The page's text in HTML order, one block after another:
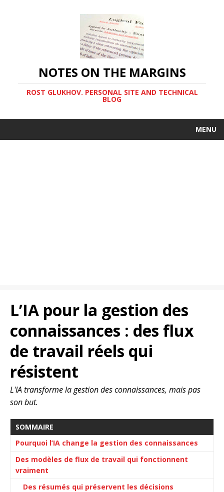
NOTES ON THE MARGINS
ROST GLUKHOV. PERSONAL SITE AND TECHNICAL
BLOG
MENU
L’IA pour la gestion des
connaissances : des flux
de travail réels qui
résistent
L'IA transforme la gestion des connaissances, mais pas
son but.
SOMMAIRE
Pourquoi l’IA change la gestion des connaissances
Des modèles de flux de travail qui fonctionnent
vraiment
Des résumés qui préservent les décisions